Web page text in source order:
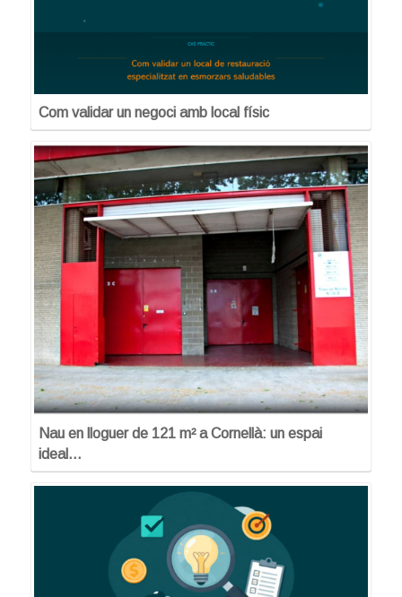
Com validar un negoci amb local físic
Nau en lloguer de 121 m² a Cornellà: un espai
ideal…